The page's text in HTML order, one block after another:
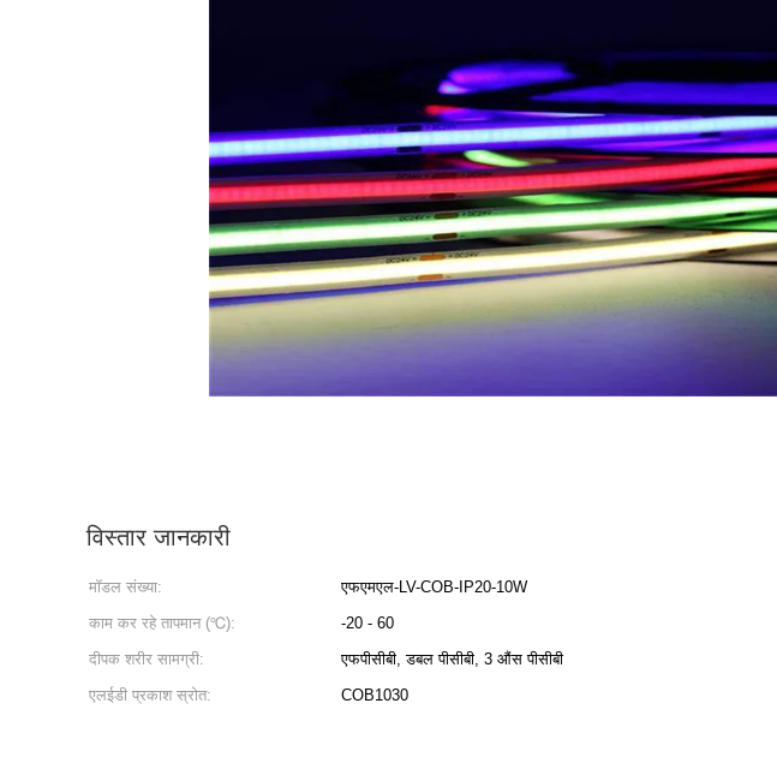
विस्तार जानकारी
मॉडल संख्या: एफएमएल-LV-COB-IP20-10W
काम कर रहे तापमान (℃):
-20 - 60
दीपक शरीर सामग्री:
एफपीसीबी, डबल पीसीबी, 3 औंस पीसीबी
एलईडी प्रकाश स्रोत:
COB1030